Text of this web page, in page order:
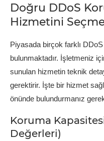
Doğru DDoS
Hizmetini
Piyasada birçok farklı
bulunmaktadır. İşletmeniz
sunulan hizmetin teknik
gerektirir. İşte bir hizmet
önünde bulundurmanız
Koruma
Değerleri)